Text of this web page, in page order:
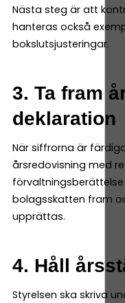
Nästa steg är att
hanteras också
bokslutsjusteringar.
3. Ta fram
deklaration
När siffrorna är
årsredovisning med
bolagsskatten fram
upprättas.
4. Håll
Styrelsen ska skriva